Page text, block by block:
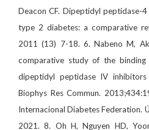
Deacon CF. Dipeptidyl peptidase-
type 2 diabetes: a comparative
2011 (13) 7-18. 6. Nabeno M,
comparative study of the binding
dipeptidyl peptidase IV
Biophys Res Commun.
Internacional Diabetes Federation.
2021. 8. Oh H, Nguyen HD,